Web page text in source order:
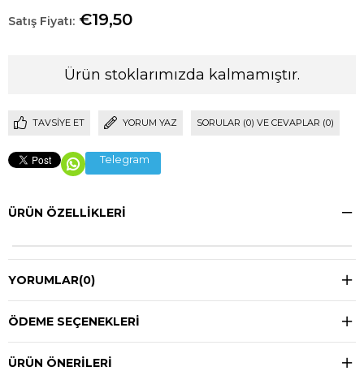
€19,50
Ürün stoklarımızda kalmamıştır.
TAVSIYE ET YORUM YAZ SORULAR (0) VE CEVAPLAR (0)
Telegram
ÜRÜN ÖZELLIKLERI
YORUMLAR(0)
ÖDEME SEÇENEKLERI
ÜRÜN ÖNERILERI